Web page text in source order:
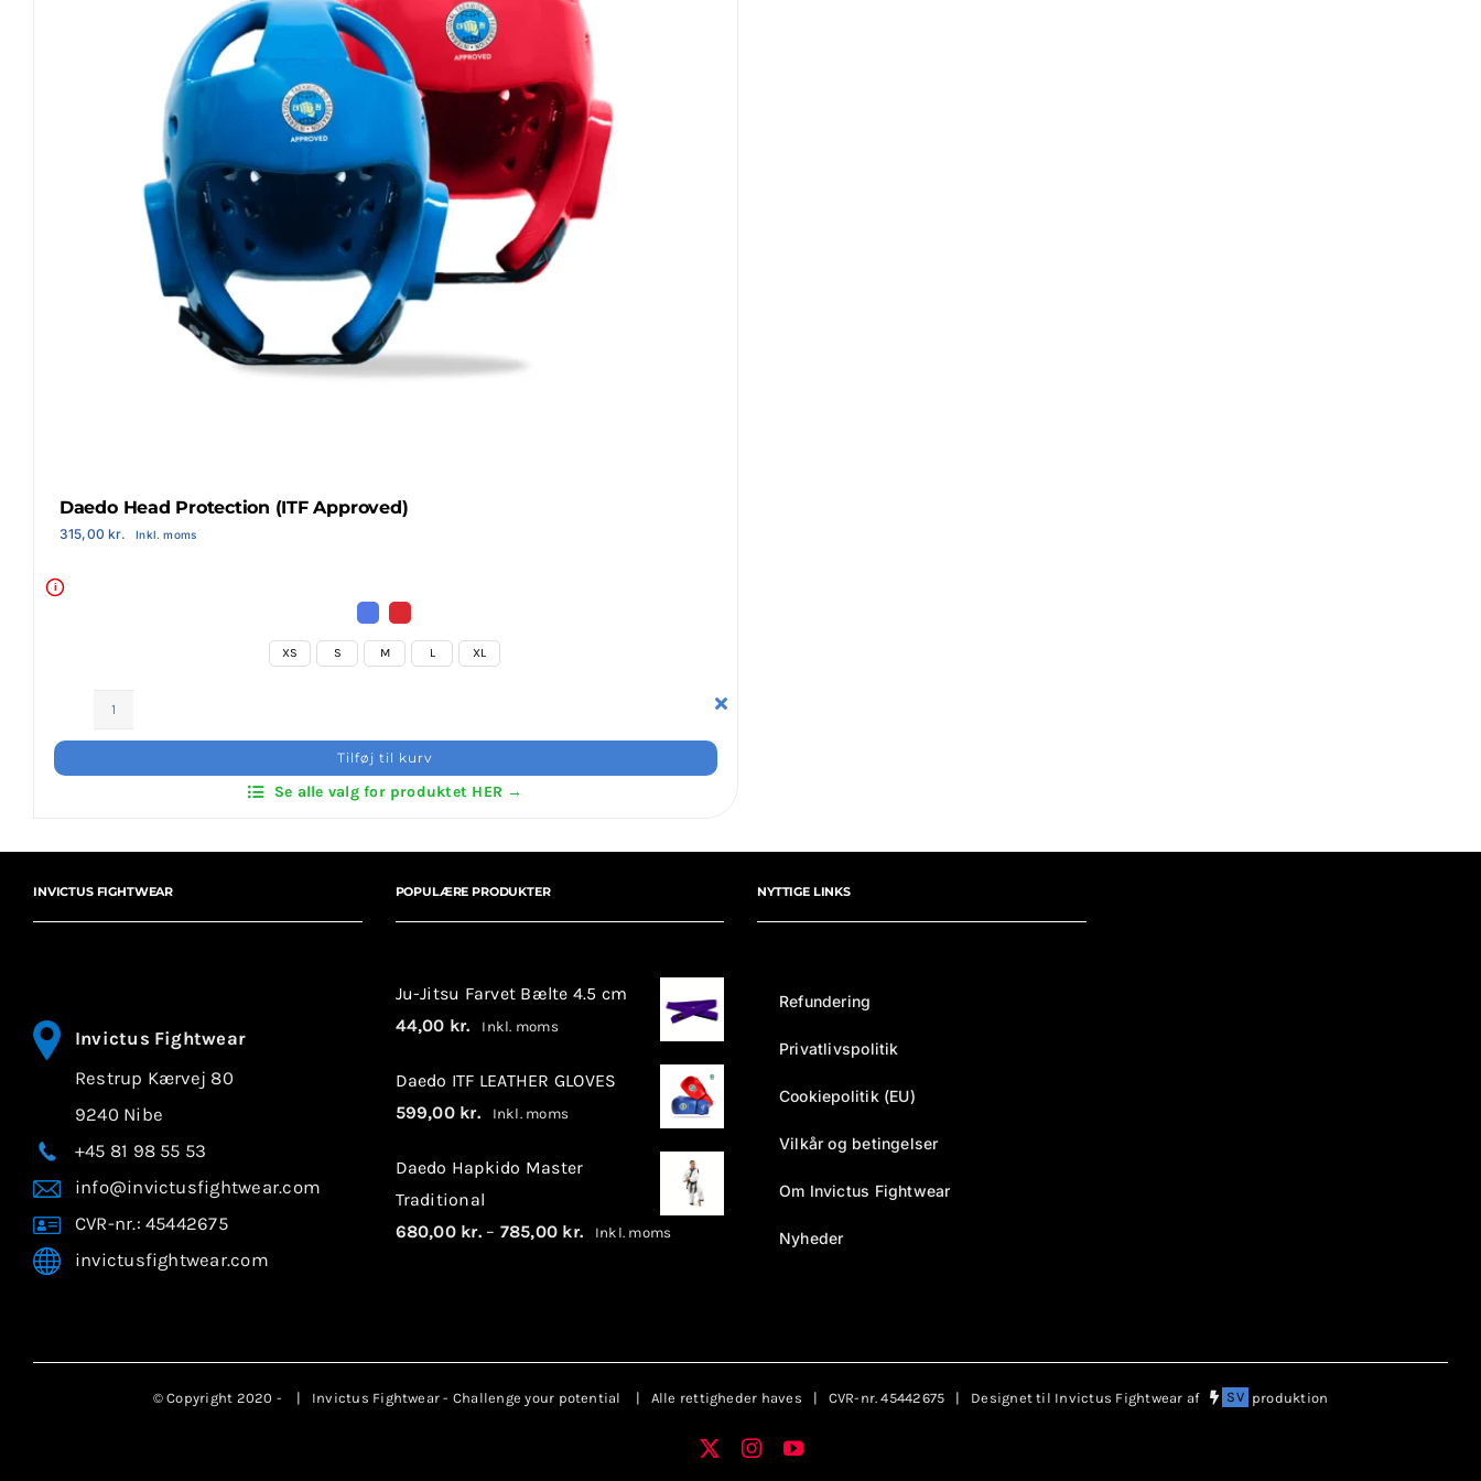
Klubaftalesider – Find din klub
Brodering / Tryk
Kontakt Invictus Fightwear
Om Invictus Fightwear
Login Klubaftale
Daedo Head Protection (ITF Approved)
315,00kr. Inkl. moms
i
XS S M L XL
Protection
antal
Tilføj til kurv
Se alle valg for produktet HER →
INVICTUS FIGHTWEAR
Invictus Fightwear
Restrup Kærvej 80
9240 Nibe
+45 81 98 55 53
info@invictusfightwear.com
CVR-nr.: 45442675
invictusfightwear.com
POPULÆRE PRODUKTER
Ju-Jitsu Farvet Bælte 4.5 cm
44,00 kr. Inkl. moms
Daedo ITF LEATHER GLOVES
599,00 kr. Inkl. moms
Daedo Hapkido Master
Traditional
680,00 kr. – 785,00 kr.Prisinterval:
Inkl. moms
NYTTIGE LINKS
Refundering
Privatlivspolitik
Cookiepolitik (EU)
Vilkår og betingelser
Om Invictus Fightwear
Nyheder
© Copyright 2020 - | Invictus Fightwear - Challenge your potential | Alle rettigheder haves | CVR-nr. 45442675 | Designet til Invictus Fightwear af SV produktion
Facebook
X InstagramYouTube